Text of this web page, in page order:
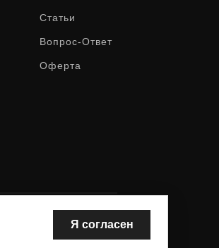
Статьи
Вопрос-Ответ
Оферта
Я согласен